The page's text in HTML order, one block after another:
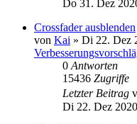
Do 31. Dez
Crossfader ausblenden
von Kai » Di 22. Dez
0 Antworten
15436 Zugriffe
Letzter Beitrag
Di 22. Dez